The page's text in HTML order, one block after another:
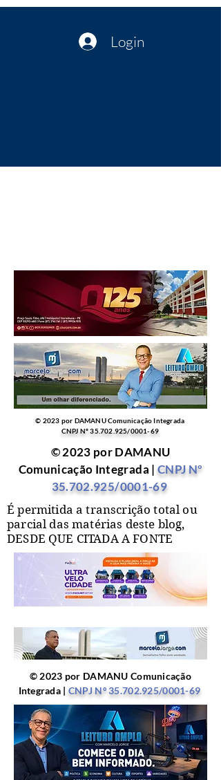
Login
© 2023 por DAMANU Comunicação Integrada
CNPJ Nº35.702.925/0001-69
© 2023 por DAMANU
Comunicação Integrada | CNPJ Nº
35.702.925/0001-69
É permitida a transcrição total ou
parcial das matérias deste blog,
DESDE QUE CITADA A FONTE
© 2023 por DAMANU Comunicação
Integrada | CNPJ Nº35.702.925/0001-69